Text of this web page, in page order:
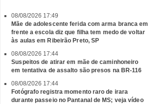
08/08/2026 17:49
Mãe de adolescente ferida com arma branca em
frente a escola diz que filha tem medo de voltar
às aulas em Ribeirão Preto, SP
08/08/2026 17:44
Suspeitos de atirar em mãe de caminhoneiro
em tentativa de assalto são presos na BR-116
08/08/2026 17:44
Fotógrafo registra momento raro de irara
durante passeio no Pantanal de MS; veja vídeo